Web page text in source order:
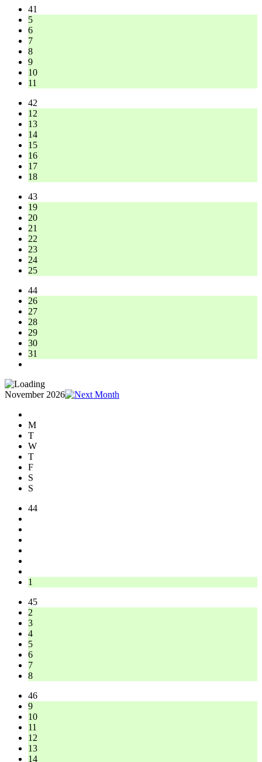
41
5
6
7
8
9
10
11
42
12
13
14
15
16
17
18
43
19
20
21
22
23
24
25
44
26
27
28
29
30
31
November 2026
M
T
W
T
F
S
S
44
1
45
2
3
4
5
6
7
8
46
9
10
11
12
13
14